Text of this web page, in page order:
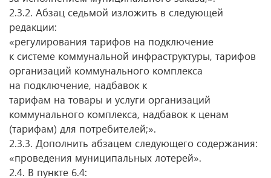
2.3.2. Абзац седьмой изложить в следующей
редакции:
«регулирования тарифов на подключение
к системе коммунальной инфраструктуры, тарифов
организаций коммунального комплекса
на подключение, надбавок к
тарифам на товары и услуги организаций
коммунального комплекса, надбавок к ценам
(тарифам) для потребителей;».
2.3.3. Дополнить абзацем следующего содержания:
«проведения муниципальных лотерей».
2.4. В пункте 6.4: